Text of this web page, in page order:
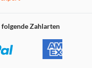
Zahlarten